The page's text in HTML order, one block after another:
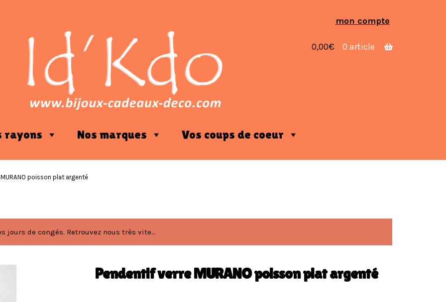
mon compte
0,00€ 0 article
rayons Nos marques Vos coups de coeur
poisson plat argenté
jours de congés. Retrouvez nous très vite...
Pendentif verre MURANO poisson plat argenté